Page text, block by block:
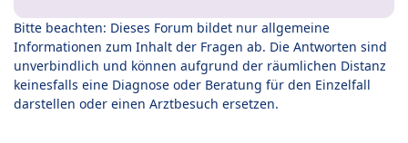
Bitte beachten: Dieses Forum bildet nur allgemeine
Informationen zum Inhalt der Fragen ab. Die Antworten sind
unverbindlich und können aufgrund der räumlichen Distanz
keinesfalls eine Diagnose oder Beratung für den Einzelfall
darstellen oder einen Arztbesuch ersetzen.